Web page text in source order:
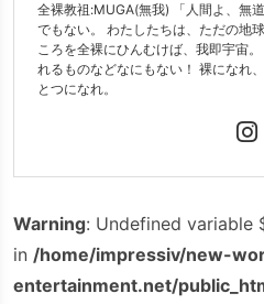
全裸教祖:MUGA(無我) 「人間よ、無
でもない。 わたしたちは、ただの地
ころを全裸にひんむけば、我即宇宙
れるものなどなにもない！ 裸になれ
とつになれ。
Warning: Undefined variable
in /home/impressiv/new-
entertainment.net/